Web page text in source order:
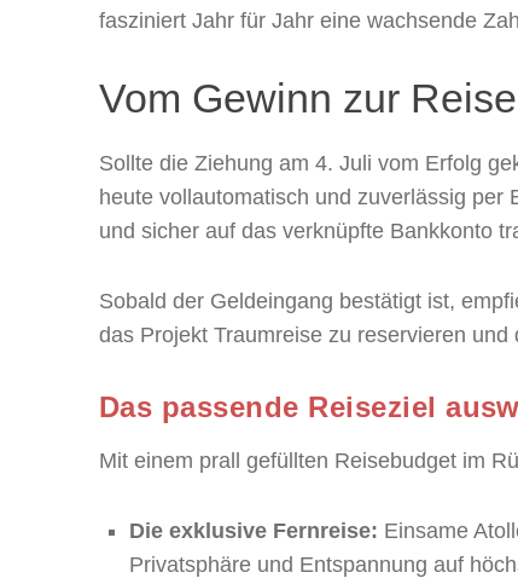
fasziniert Jahr für Jahr eine wachsende
Vom Gewinn zur
Sollte die Ziehung am 4. Juli vom Erfolg
heute vollautomatisch und zuverlässig per
und sicher auf das verknüpfte Bankkonto
Sobald der Geldeingang bestätigt ist,
das Projekt Traumreise zu reservieren
Das passende Reiseziel
Mit einem prall gefüllten Reisebudget im
Die exklusive Fernreise: Einsame
Privatsphäre und Entspannung auf